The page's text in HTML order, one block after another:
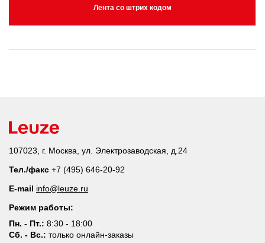
Лента со штрих кодом
107023, г. Москва, ул. Электрозаводская, д.24
Тел./факс +7 (495) 646-20-92
E-mail info@leuze.ru
Режим работы:
Пн. - Пт.: 8:30 - 18:00
Сб. - Вс.: только онлайн-заказы